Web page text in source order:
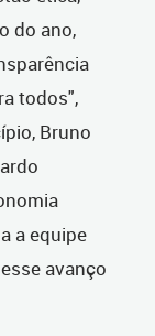
do ano,
todos",
Bruno
a equipe
avanço